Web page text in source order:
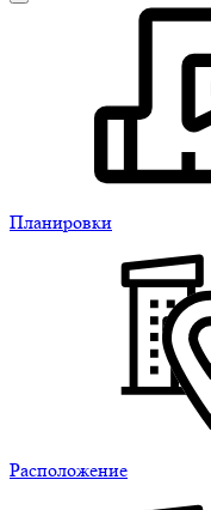
Планировки
Расположение